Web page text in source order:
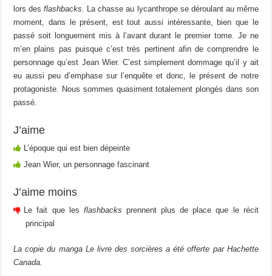
lors desflashbacks. La chasse au lycanthrope se déroulant au même
moment, dans le présent, est tout aussi intéressante, bien que le
passé soit longuement mis à l’avant durant le premier tome. Je ne
m’en plains pas puisque c’est très pertinent afin de comprendre le
personnage qu’est Jean Wier. C’est simplement dommage qu’il y ait
eu aussi peu d’emphase sur l’enquête et donc, le présent de notre
protagoniste. Nous sommes quasiment totalement plongés dans son
passé.
J’aime
L’époque qui est bien dépeinte
Jean Wier, un personnage fascinant
J’aime moins
Le fait que les flashbacks prennent plus de place que le récit
principal
La copie du manga Le livre des sorcières a été offerte par Hachette
Canada.